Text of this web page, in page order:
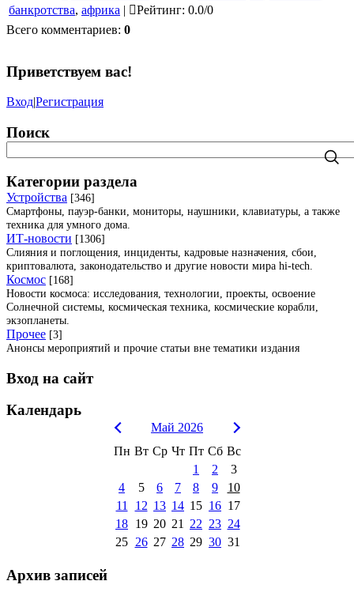
банкротства, африка | Рейтинг: 0.0/0
Всего комментариев: 0
Приветствуем вас!
Вход|Регистрация
Поиск
Категории раздела
Устройства [346]
Смартфоны, пауэр-банки, мониторы, наушники, клавиатуры, а также
техника для умного дома.
ИТ-новости [1306]
Слияния и поглощения, инциденты, кадровые назначения, сбои,
криптовалюта, законодательство и другие новости мира hi-tech.
Космос [168]
Новости космоса: исследования, технологии, проекты, освоение
Солнечной системы, космическая техника, космические корабли,
экзопланеты.
Прочее [3]
Анонсы мероприятий и прочие статьи вне тематики издания
Вход на сайт
Календарь
Май 2026
Пн Вт Ср Чт Пт Сб Вс
1
2
3
4
5 6 7 8 9
10
11
12 13 14 15 16 17
18 19 20 21 22 23 24
25 26 27 28 29 30 31
Архив записей